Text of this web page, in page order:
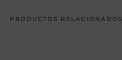
PRODUCTOS RELACIONADOS